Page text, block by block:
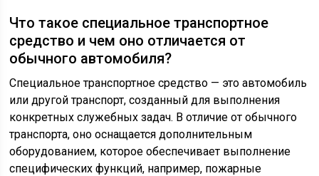
Что такое специальное транспортное
средство и чем оно отличается от
обычного автомобиля?
Специальное транспортное средство — это автомобиль
или другой транспорт, созданный для выполнения
конкретных служебных задач. В отличие от обычного
транспорта, оно оснащается дополнительным
оборудованием, которое обеспечивает выполнение
специфических функций, например, пожарные